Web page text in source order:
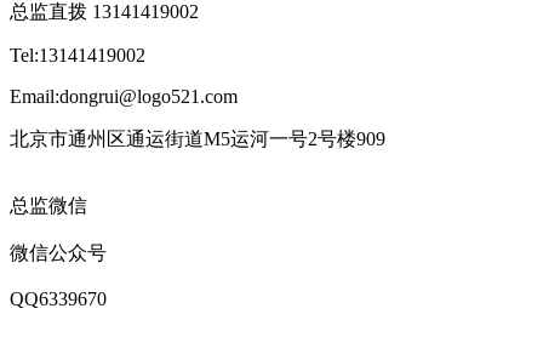
总监直拨 13141419002
Tel:13141419002
Email:dongrui@logo521.com
北京市通州区通运街道M5运河一号2号楼909
总监微信
微信公众号
QQ6339670